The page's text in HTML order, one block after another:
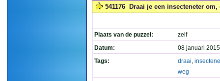
541176 Draai je een insecteneter
Plaats van de puzzel:
zelf
Datum:
08 januari
Tags:
draai,
weg